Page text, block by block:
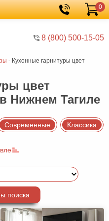
8 (800) 500-15-05
Корзина
0
- Кухонные гарнитуры цвет
цвет
Нижнем Тагиле
Современные Классика
поиска